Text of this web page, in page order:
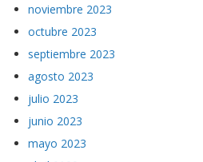
noviembre 2023
octubre 2023
septiembre 2023
agosto 2023
julio 2023
junio 2023
mayo 2023